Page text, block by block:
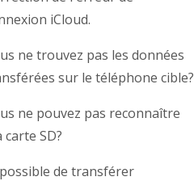
iCloud.
ne trouvez pas les données
sur le téléphone cible?
ne pouvez pas reconnaître
carte SD?
de transférer